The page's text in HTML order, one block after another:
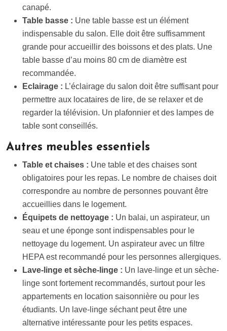
canapé.
Table basse : Une table basse est un élément
indispensable du salon. Elle doit être suffisamment
grande pour accueillir des boissons et des plats. Une
table basse d’au moins 80 cm de diamètre est
recommandée.
Eclairage : L’éclairage du salon doit être suffisant pour
permettre aux locataires de lire, de se relaxer et de
regarder la télévision. Un plafonnier et des lampes de
table sont conseillés.
Autres meubles essentiels
Table et chaises : Une table et des chaises sont
obligatoires pour les repas. Le nombre de chaises doit
correspondre au nombre de personnes pouvant être
accueillies dans le logement.
Équipets de nettoyage : Un balai, un aspirateur, un
seau et une éponge sont indispensables pour le
nettoyage du logement. Un aspirateur avec un filtre
HEPA est recommandé pour les personnes allergiques.
Lave-linge et sèche-linge : Un lave-linge et un sèche-
linge sont fortement recommandés, surtout pour les
appartements en location saisonnière ou pour les
étudiants. Un lave-linge séchant peut être une
alternative intéressante pour les petits espaces.